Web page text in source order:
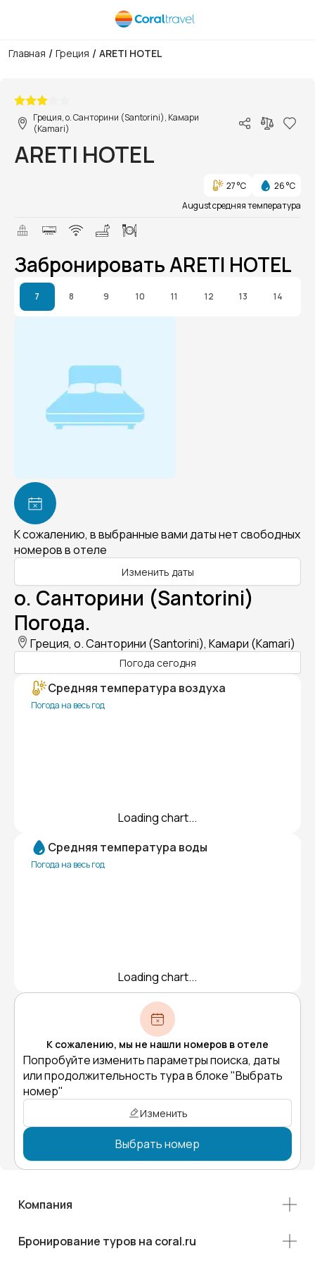
Главная / Греция / ARETI HOTEL
Греция, о. Санторини (Santorini), Камари
(Kamari)
ARETI HOTEL
27 °C
26 °C
August средняя температура
Забронировать ARETI HOTEL
7 8 9 10 11 12 13 14
К сожалению, в выбранные вами даты нет свободных
номеров в отеле
Изменить даты
о. Санторини (Santorini)
Погода.
Греция, о. Санторини (Santorini), Камари (Kamari)
Погода сегодня
Средняя температура воздуха
Погода на весь год
Loading chart...
Средняя температура воды
Погода на весь год
Loading chart...
К сожалению, мы не нашли номеров в отеле
Попробуйте изменить параметры поиска, даты
или продолжительность тура в блоке "Выбрать
номер"
Изменить
Выбрать номер
Компания
Бронирование туров на coral.ru